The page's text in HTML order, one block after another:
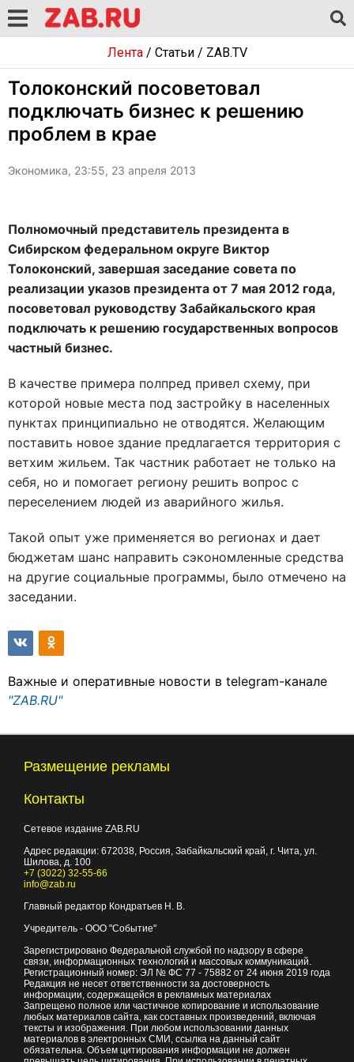
Лента/ Статьи/ ZAB.TV
Толоконский посоветовал
подключать бизнес к решению
проблем в крае
Экономика, 23:55, 23 апреля 2013
Полномочный представитель президента в
Сибирском федеральном округе Виктор
Толоконский, завершая заседание совета по
реализации указов президента от 7 мая 2012 года,
посоветовал руководству Забайкальского края
подключать к решению государственных вопросов
частный бизнес.
В качестве примера полпред привел схему, при
которой новые места под застройку в населенных
пунктах принципиально не отводятся. Желающим
поставить новое здание предлагается территория с
ветхим жильем. Так частник работает не только на
себя, но и помогает региону решить вопрос с
переселением людей из аварийного жилья.
Такой опыт уже применяется во регионах и дает
бюджетам шанс направить сэкономленные средства
на другие социальные программы, было отмечено на
заседании.
Важные и оперативные новости в telegram-канале
"ZAB.RU"
Размещение рекламы
Контакты
Сетевое издание ZAB.RU
Адрес редакции: 672038, Россия, Забайкальский край, г. Чита, ул.
Шилова, д. 100
+7 (3022) 32-55-66
info@zab.ru
Главный редактор Кондратьев Н. В.
Учредитель - ООО "Событие"
Зарегистрировано Федеральной службой по надзору в сфере
связи, информационных технологий и массовых коммуникаций.
Регистрационный номер: ЭЛ № ФС 77 - 75882 от 24 июня 2019 года
Редакция не несет ответственности за достоверность
информации, содержащейся в рекламных материалах
Запрещено полное или частичное копирование и использование
любых материалов сайта, как составных произведений, включая
тексты и изображения. При любом использовании данных
материалов в электронных СМИ, ссылка на данный сайт
обязательна. Объем цитирования информации не должен